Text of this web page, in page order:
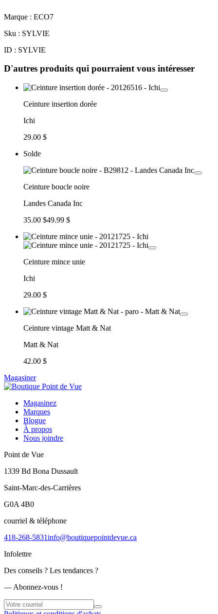
Marque : ECO7
Sku : SYLVIE
ID : SYLVIE
D'autres produits qui pourraient vous intéresser
Ceinture insertion dorée
Ichi
29.00 $
Solde
Ceinture boucle noire
Landes Canada Inc
35.00 $49.99 $
Ceinture mince unie
Ichi
29.00 $
Ceinture vintage Matt & Nat
Matt & Nat
42.00 $
Magasiner
Magasinez
Marques
Blogue
À propos
Nous joindre
Point de Vue
1339 Bd Bona Dussault
Saint-Marc-des-Carrières
G0A 4B0
courriel & téléphone
418-268-5831info@boutiquepointdevue.ca
Infolettre
Des conseils ? Les tendances ?
― Abonnez-vous !